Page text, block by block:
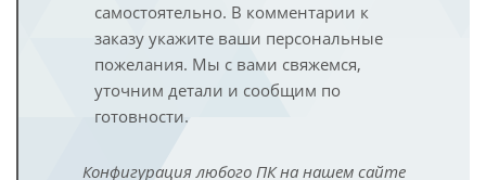
самостоятельно. В комментарии к
заказу укажите ваши персональные
пожелания. Мы с вами свяжемся,
уточним детали и сообщим по
готовности.
Конфигурация любого ПК на нашем сайте